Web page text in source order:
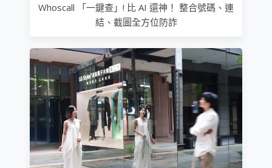
Whoscall 「一鍵查」! 比 AI 還神！ 整合號碼、連
結、截圖全方位防詐